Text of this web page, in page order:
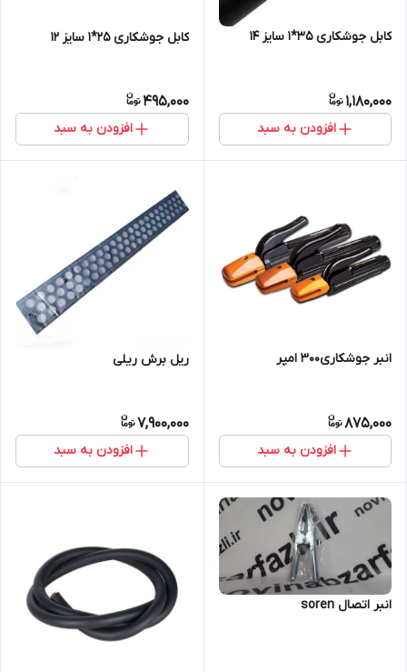
کابل جوشکاری 35*1 سایز 14
1,180,000
افزودن به سبد
کابل جوشکاری 25*1 سایز 12
495,000
افزودن به سبد
انبر جوشکاری300 امپر
875,000
افزودن به سبد
ریل برش ریلی
7,900,000
افزودن به سبد
انبر اتصال soren